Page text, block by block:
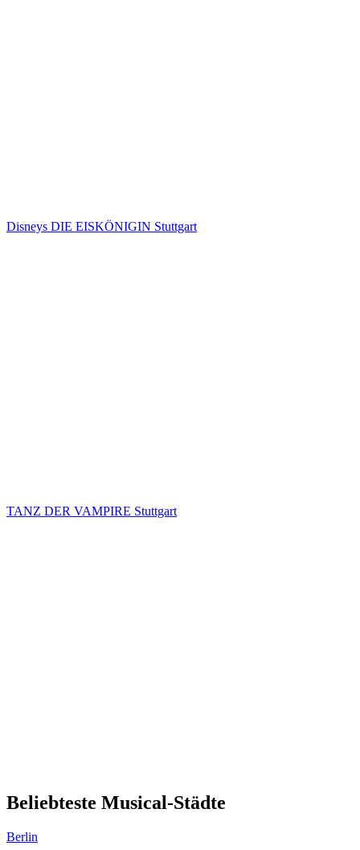
Disneys DIE EISKÖNIGIN Stuttgart
TANZ DER VAMPIRE Stuttgart
Beliebteste Musical-Städte
Berlin